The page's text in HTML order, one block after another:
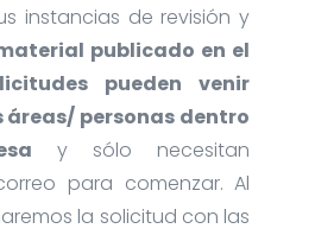
instancias de revisión y
publicado en el
pueden venir
áreas/ personas dentro
y sólo necesitan
para comenzar. Al
la solicitud con las